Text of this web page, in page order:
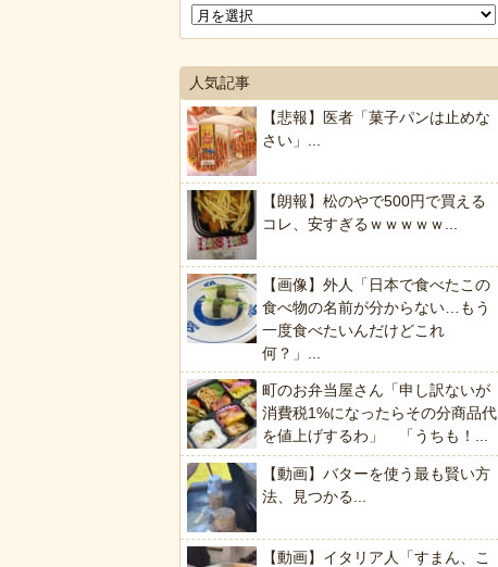
人気記事
【悲報】医者「菓子パンは止めな
さい」...
【朗報】松のやで500円で買える
コレ、安すぎるｗｗｗｗｗ...
【画像】外人「日本で食べたこの
食べ物の名前が分からない…もう
一度食べたいんだけどこれ
何？」...
町のお弁当屋さん「申し訳ないが
消費税1%になったらその分商品代
を値上げするわ」 「うちも！...
【動画】バターを使う最も賢い方
法、見つかる...
【動画】イタリア人「すまん、こ